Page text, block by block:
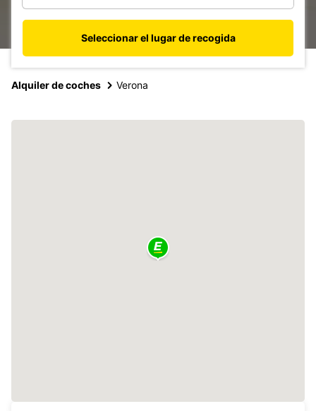
Seleccionar el lugar de recogida
Alquiler de coches Verona